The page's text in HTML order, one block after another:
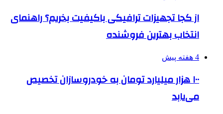
از کجا تجهیزات ترافیکی باکیفیت بخریم؟ راهنمای
انتخاب بهترین فروشنده
4 هفته پیش
۱۰۰ هزار میلیارد تومان به خودروسازان تخصیص
می‌یابد